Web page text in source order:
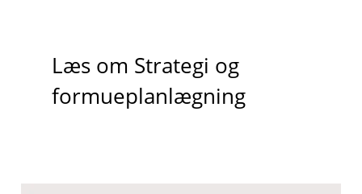
Læs om Strategi og
formueplanlægning